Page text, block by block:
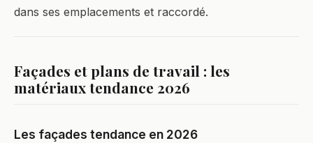
dans ses emplacements et raccordé.
Façades et plans de travail : les
matériaux tendance 2026
Les façades tendance en 2026